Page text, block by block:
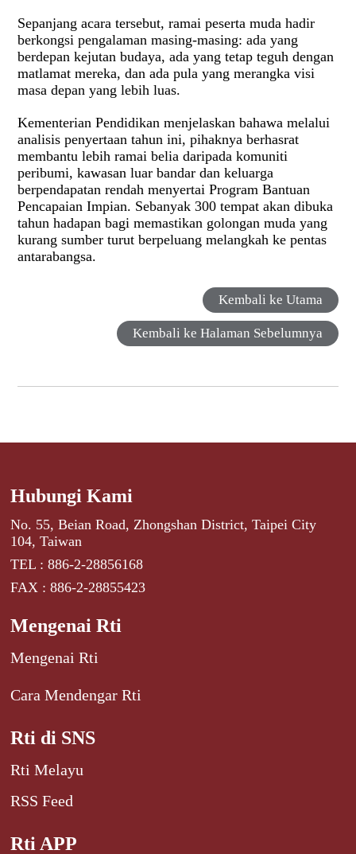
Sepanjang acara tersebut, ramai peserta muda hadir
berkongsi pengalaman masing-masing: ada yang
berdepan kejutan budaya, ada yang tetap teguh dengan
matlamat mereka, dan ada pula yang merangka visi
masa depan yang lebih luas.
Kementerian Pendidikan menjelaskan bahawa melalui
analisis penyertaan tahun ini, pihaknya berhasrat
membantu lebih ramai belia daripada komuniti
peribumi, kawasan luar bandar dan keluarga
berpendapatan rendah menyertai Program Bantuan
Pencapaian Impian. Sebanyak 300 tempat akan dibuka
tahun hadapan bagi memastikan golongan muda yang
kurang sumber turut berpeluang melangkah ke pentas
antarabangsa.
Kembali ke Utama
Kembali ke Halaman Sebelumnya
Hubungi Kami
No. 55, Beian Road, Zhongshan District, Taipei City
104, Taiwan
TEL : 886-2-28856168
FAX : 886-2-28855423
Mengenai Rti
Mengenai Rti
Cara Mendengar Rti
Rti di SNS
Rti Melayu
RSS Feed
Rti APP